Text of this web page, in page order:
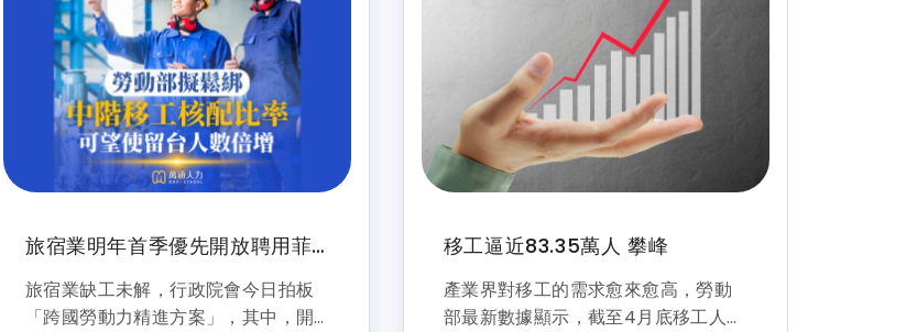
旅宿業明年首季優先開放聘用菲
籍移工 薪資門檻至少32K
旅宿業缺工未解，行政院會今日拍板
「跨國勞動力精進方案」，其中，開
移工逼近83.35萬人 攀峰
產業界對移工的需求愈來愈高，勞動
部最新數據顯示，截至4月底移工人數